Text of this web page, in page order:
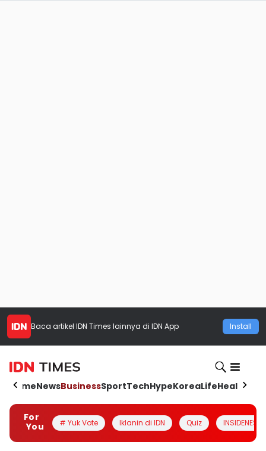
Baca artikel IDN Times lainnya di IDN App Install
HomeNewsBusinessSportTechHypeKoreaLifeHealth
For
You
# Yuk Vote Iklanin di IDN Quiz INSIDENESIA